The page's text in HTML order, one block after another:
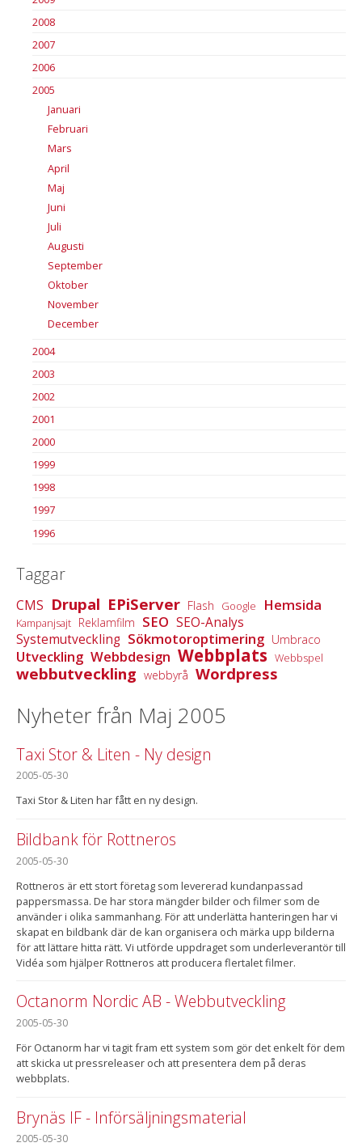
2008
2007
2006
2005
Januari
Februari
Mars
April
Maj
Juni
Juli
Augusti
September
Oktober
November
December
2004
2003
2002
2001
2000
1999
1998
1997
1996
Taggar
CMS Drupal EPiServer Flash Google Hemsida
Kampanjsajt Reklamfilm SEO SEO-Analys
Systemutveckling Sökmotoroptimering Umbraco
Utveckling Webbdesign Webbplats Webbspel
webbutveckling webbyrå Wordpress
Nyheter från Maj 2005
Taxi Stor & Liten - Ny design
2005-05-30
Taxi Stor & Liten har fått en ny design.
Bildbank för Rottneros
2005-05-30
Rottneros är ett stort företag som levererad kundanpassad
pappersmassa. De har stora mängder bilder och filmer som de
använder i olika sammanhang. För att underlätta hanteringen har vi
skapat en bildbank där de kan organisera och märka upp bilderna
för att lättare hitta rätt. Vi utförde uppdraget som underleverantör till
Vidéa som hjälper Rottneros att producera flertalet filmer.
Octanorm Nordic AB - Webbutveckling
2005-05-30
För Octanorm har vi tagit fram ett system som gör det enkelt för dem
att skicka ut pressreleaser och att presentera dem på deras
webbplats.
Brynäs IF - Införsäljningsmaterial
2005-05-30